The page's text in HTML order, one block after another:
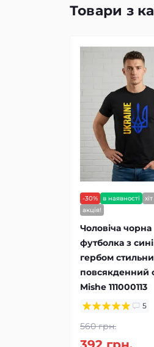
Товари з
-30% в наявності
акція!
Чоловіча чорна
футболка з
гербом
повсякденний
Mishe 111000113
5
560 грн.